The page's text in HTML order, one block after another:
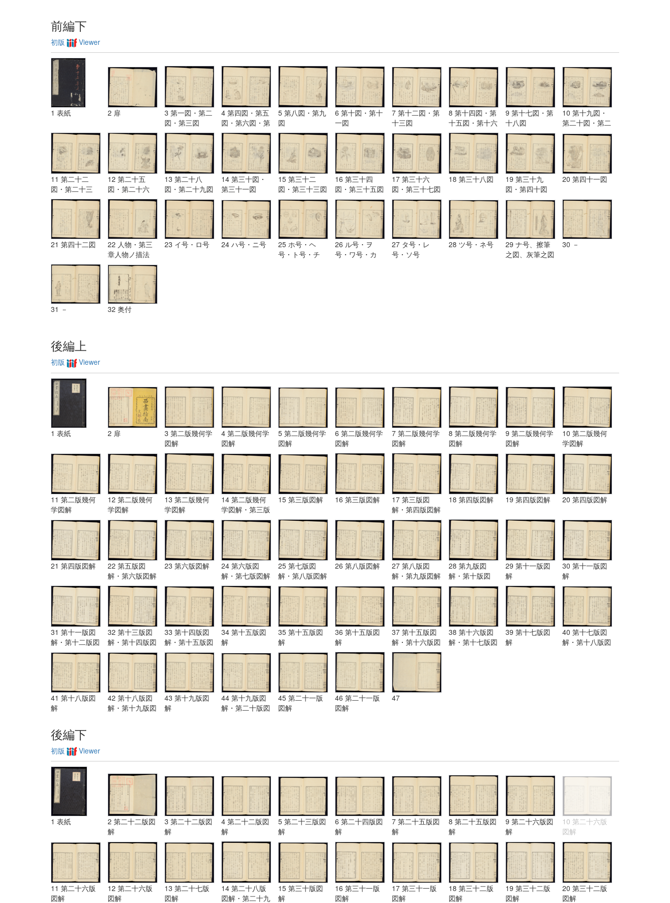
前編下
初版 Viewer
1 表紙 2 扉
3 第一図・第二
図・第三図
4 第四図・第五
図・第六図・第
七図
5 第八図・第九
図
6 第十図・第十
一図
7 第十二図・第
十三図
8 第十四図・第
十五図・第十六
図
9 第十七図・第
十八図
10 第十九図・
第二十図・第二
十一図
11 第二十二
図・第二十三
図・第二十四図
12 第二十五
図・第二十六
図・第二十七図
13 第二十八
図・第二十九図
14 第三十図・
第三十一図
15 第三十二
図・第三十三図
16 第三十四
図・第三十五図
17 第三十六
図・第三十七図
18 第三十八図
19 第三十九
図・第四十図
20 第四十一図
21 第四十二図
22 人物・第三
章人物ノ描法
23 イ号・ロ号 24 ハ号・ニ号
25 ホ号・ヘ
号・ト号・チ
26 ル号・ヲ
号・ワ号・カ
27 タ号・レ
号・ソ号
28 ツ号・ネ号
29 ナ号、擦筆
之図、灰筆之図
30 －
31 － 32 奥付
後編上
初版 Viewer
1 表紙 2 扉
3 第二版幾何学
図解
4 第二版幾何学
図解
5 第二版幾何学
図解
6 第二版幾何学
図解
7 第二版幾何学
図解
8 第二版幾何学
図解
9 第二版幾何学
図解
10 第二版幾何
学図解
11 第二版幾何
学図解
12 第二版幾何
学図解
13 第二版幾何
学図解
14 第二版幾何
学図解・第三版
図解
15 第三版図解 16 第三版図解
17 第三版図
解・第四版図解
18 第四版図解 19 第四版図解 20 第四版図解
21 第四版図解
22 第五版図
解・第六版図解
23 第六版図解
24 第六版図
解・第七版図解
25 第七版図
解・第八版図解
26 第八版図解
27 第八版図
解・第九版図解
28 第九版図
解・第十版図
解・第十一版図
解
29 第十一版図
解
30 第十一版図
解
31 第十一版図
解・第十二版図
解・第十三版図
解
32 第十三版図
解・第十四版図
解
33 第十四版図
解・第十五版図
解
34 第十五版図
解
35 第十五版図
解
36 第十五版図
解
37 第十五版図
解・第十六版図
解
38 第十六版図
解・第十七版図
39 第十七版図
解
40 第十七版図
解・第十八版図
41 第十八版図
解
42 第十八版図
解・第十九版図
43 第十九版図
解
44 第十九版図
解・第二十版図
45 第二十一版
図解
46 第二十一版
図解
47
後編下
初版 Viewer
1 表紙
2 第二十二版図
解
3 第二十二版図
解
4 第二十二版図
解
5 第二十三版図
解
6 第二十四版図
解
7 第二十五版図
解
8 第二十五版図
解
9 第二十六版図
解
10 第二十六版
図解
11 第二十六版
図解
12 第二十六版
図解
13 第二十七版
図解
14 第二十八版
図解・第二十九
15 第三十版図
解
16 第三十一版
図解
17 第三十一版
図解
18 第三十二版
図解
19 第三十二版
図解
20 第三十二版
図解